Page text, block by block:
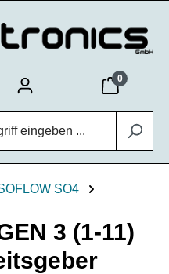
0
SO4
3 (1-11)